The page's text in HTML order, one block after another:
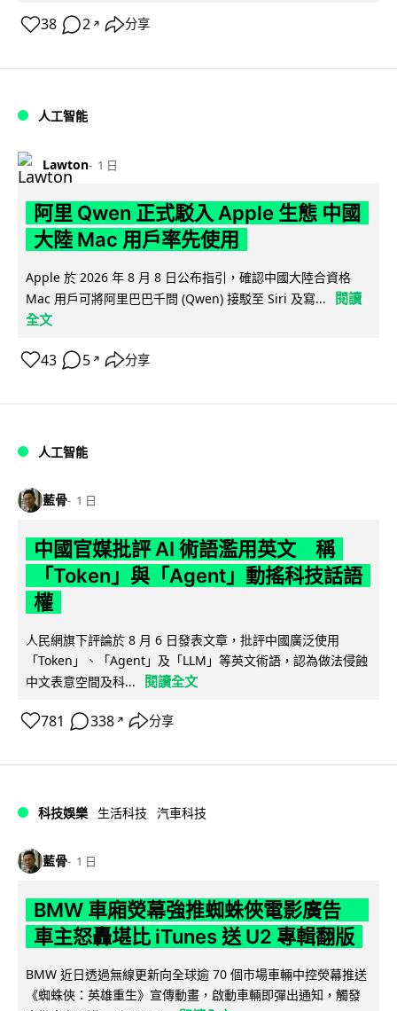
38 2 ↗ 分享
人工智能
Lawton 1 日
阿里 Qwen 正式駁入 Apple 生態 中國
大陸 Mac 用戶率先使用
Apple 於 2026 年 8 月 8 日公布指引，確認中國大陸合資格
Mac 用戶可將阿里巴巴千問 (Qwen) 接駁至 Siri 及寫...
閱讀
全文
43 5 ↗ 分享
人工智能
藍骨 1 日
中國官媒批評 AI 術語濫用英文 稱
「Token」與「Agent」動搖科技話語
權
人民網旗下評論於 8 月 6 日發表文章，批評中國廣泛使用
「Token」、「Agent」及「LLM」等英文術語，認為做法侵蝕
中文表意空間及科...
閱讀全文
781 338 ↗ 分享
科技娛樂 生活科技 汽車科技
藍骨 1 日
BMW 車廂熒幕強推蜘蛛俠電影廣告
車主怒轟堪比 iTunes 送 U2 專輯翻版
BMW 近日透過無線更新向全球逾 70 個市場車輛中控熒幕推送
《蜘蛛俠：英雄重生》宣傳動畫，啟動車輛即彈出通知，觸發